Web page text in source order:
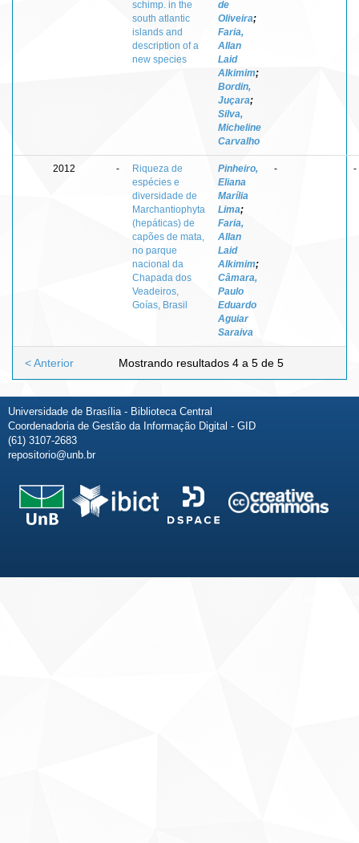
schimp. in the
south atlantic
islands and
description of a
new species
de
Oliveira;
Faria,
Allan
Laid
Alkimim;
Bordin,
Juçara;
Silva,
Micheline
Carvalho
2012 -
Riqueza de
espécies e
diversidade de
Marchantiophyta
(hepáticas) de
capões de mata,
no parque
nacional da
Chapada dos
Veadeiros,
Goías, Brasil
Pinheiro,
Eliana
Marília
Lima;
Faria,
Allan
Laid
Alkimim;
Câmara,
Paulo
Eduardo
Aguiar
Saraiva
- -
Mostrando resultados 4 a 5 de 5
< Anterior
Universidade de Brasília - Biblioteca Central
Coordenadoria de Gestão da Informação Digital - GID
(61) 3107-2683
repositorio@unb.br